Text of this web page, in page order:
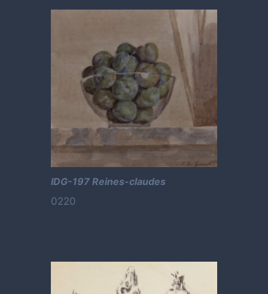
IDG-197 Reines-claudes
0220